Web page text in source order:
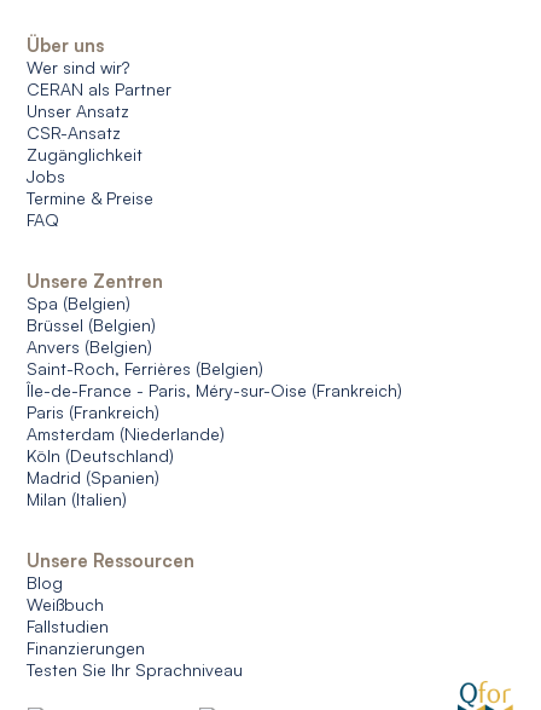
Über uns
Wer sind wir?
CERAN als Partner
Unser Ansatz
CSR-Ansatz
Zugänglichkeit
Jobs
Termine & Preise
FAQ
Unsere Zentren
Spa (Belgien)
Brüssel (Belgien)
Anvers (Belgien)
Saint-Roch, Ferrières (Belgien)
Île-de-France - Paris, Méry-sur-Oise (Frankreich)
Paris (Frankreich)
Amsterdam (Niederlande)
Köln (Deutschland)
Madrid (Spanien)
Milan (Italien)
Unsere Ressourcen
Blog
Weißbuch
Fallstudien
Finanzierungen
Testen Sie Ihr Sprachniveau